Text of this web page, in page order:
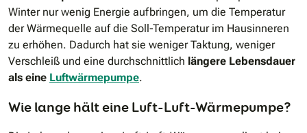
Winter nur wenig Energie aufbringen, um die Temperatur
der Wärmequelle auf die Soll-Temperatur im Hausinneren
zu erhöhen. Dadurch hat sie weniger Taktung, weniger
Verschleiß und eine durchschnittlich längere Lebensdauer
als eine Luftwärmepumpe.
Wie lange hält eine Luft-Luft-Wärmepumpe?